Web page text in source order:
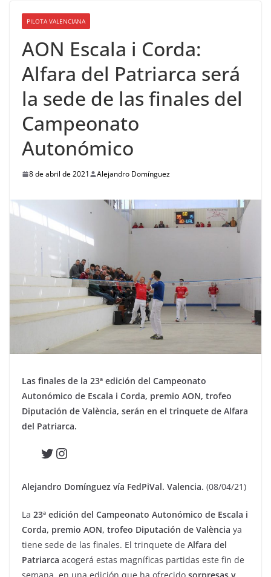
PILOTA VALENCIANA
AON Escala i Corda:
Alfara del Patriarca será
la sede de las finales del
Campeonato
Autonómico
8 de abril de 2021 Alejandro Domínguez
Las finales de la 23ª edición del Campeonato
Autonómico de Escala i Corda, premio AON, trofeo
Diputación de València, serán en el trinquete de Alfara
del Patriarca.
Twitter
Instagram
Alejandro Domínguez vía FedPiVal. Valencia. (08/04/21)
La 23ª edición del Campeonato Autonómico de Escala i
Corda, premio AON, trofeo Diputación de València ya
tiene sede de las finales. El trinquete de Alfara del
Patriarca acogerá estas magníficas partidas este fin de